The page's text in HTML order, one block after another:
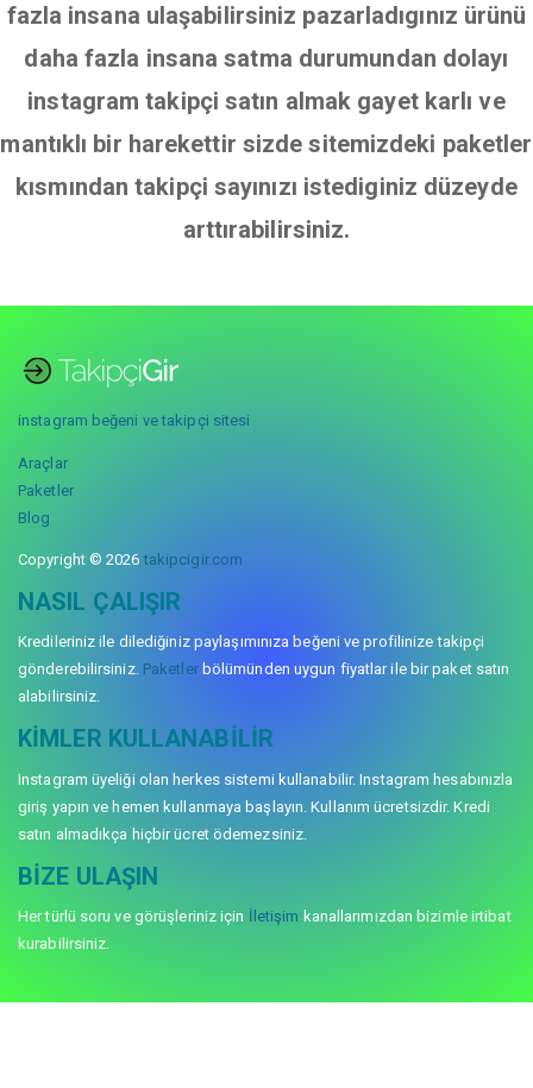
fazla insana ulaşabilirsiniz pazarladıgınız ürünü
daha fazla insana satma durumundan dolayı
instagram takipçi satın almak gayet karlı ve
mantıklı bir harekettir sizde sitemizdeki paketler
kısmından takipçi sayınızı istediginiz düzeyde
arttırabilirsiniz.
instagram beğeni ve takipçi sitesi
Araçlar
Paketler
Blog
Copyright © 2026 takipcigir.com
NASIL ÇALIŞIR
Kredileriniz ile dilediğiniz paylaşımınıza beğeni ve profilinize takipçi
gönderebilirsiniz. Paketlerbölümünden uygun fiyatlar ile bir paket satın
alabilirsiniz.
KIMLER KULLANABILIR
Instagram üyeliği olan herkes sistemi kullanabilir. Instagram hesabınızla
giriş yapın ve hemen kullanmaya başlayın. Kullanım ücretsizdir. Kredi
satın almadıkça hiçbir ücret ödemezsiniz.
BIZE ULAŞIN
Her türlü soru ve görüşleriniz için İletişim kanallarımızdan bizimle irtibat
kurabilirsiniz.